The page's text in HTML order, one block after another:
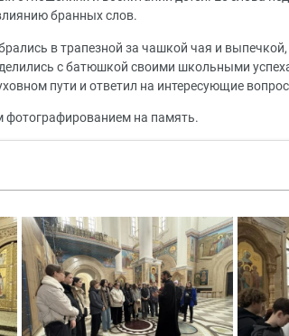
бранных слов.
в трапезной за чашкой чая и
с батюшкой своими школьными
пути и ответил на интересующие
фотографированием на память.